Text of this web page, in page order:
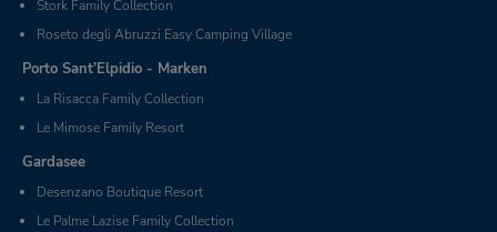
Stork Family Collection
Roseto degli Abruzzi Easy Camping Village
Porto Sant’Elpidio - Marken
La Risacca Family Collection
Le Mimose Family Resort
Gardasee
Desenzano Boutique Resort
Le Palme Lazise Family Collection